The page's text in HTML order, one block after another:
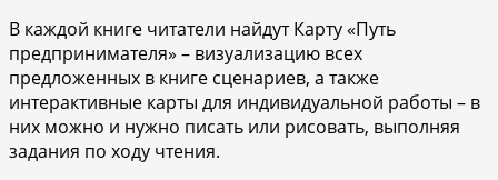
В каждой книге читатели найдут Карту «Путь
предпринимателя» – визуализацию всех
предложенных в книге сценариев, а также
интерактивные карты для индивидуальной работы – в
них можно и нужно писать или рисовать, выполняя
задания по ходу чтения.